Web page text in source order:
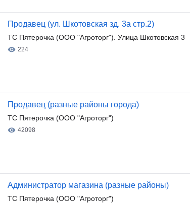
Продавец (ул. Шкотовская зд. 3а стр.2)
ТС Пятерочка (ООО "Агроторг"). Улица Шкотовская 3
224
Продавец (разные районы города)
ТС Пятерочка (ООО "Агроторг")
42098
Администратор магазина (разные районы)
ТС Пятерочка (ООО "Агроторг")